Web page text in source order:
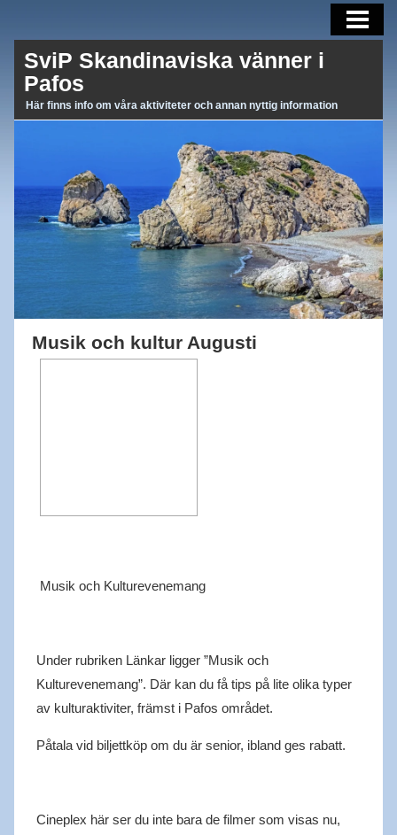
AKTIVITETER
OM OSS
LÄNKAR
SviP Skandinaviska vänner i
Pafos
Här finns info om våra aktiviteter och annan nyttig information
Musik och kultur Augusti
Musik och Kulturevenemang
Under rubriken Länkar ligger ”Musik och
Kulturevenemang”. Där kan du få tips på lite olika typer
av kulturaktiviter, främst i Pafos området.
Påtala vid biljettköp om du är senior, ibland ges rabatt.
Cineplex här ser du inte bara de filmer som visas nu,